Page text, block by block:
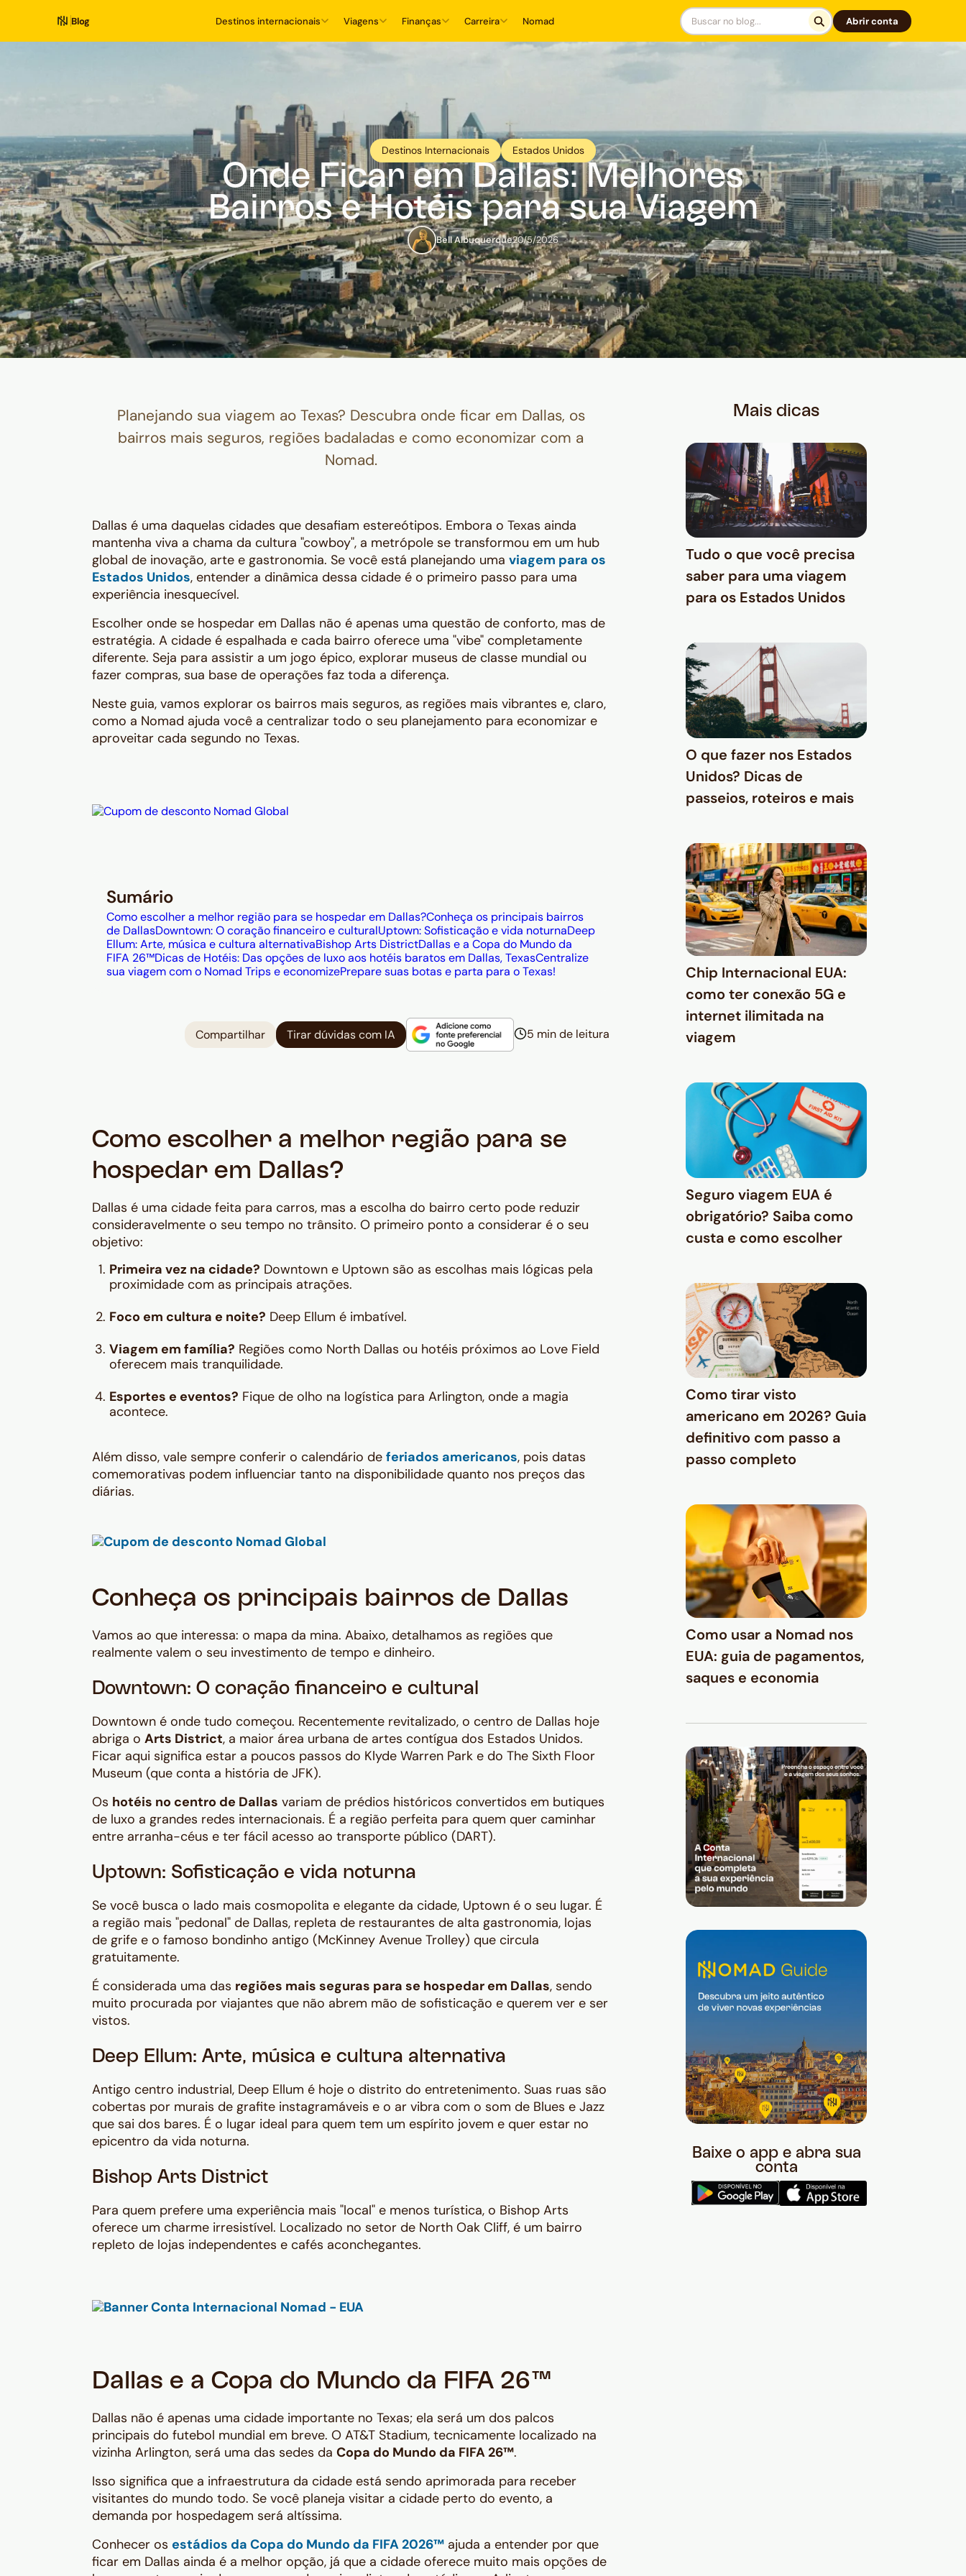
Blog Destinos internacionais Viagens Finanças Carreira Nomad Abrir conta
Destinos Internacionais Estados Unidos
Onde Ficar em Dallas: Melhores
Bairros e Hotéis para sua Viagem
Bell Albuquerque20/5/2026
Planejando sua viagem ao Texas? Descubra onde ficar em Dallas, os
bairros mais seguros, regiões badaladas e como economizar com a
Nomad.
Dallas é uma daquelas cidades que desafiam estereótipos. Embora o Texas ainda
mantenha viva a chama da cultura "cowboy", a metrópole se transformou em um hub
global de inovação, arte e gastronomia. Se você está planejando uma viagem para os
Estados Unidos, entender a dinâmica dessa cidade é o primeiro passo para uma
experiência inesquecível.
Escolher onde se hospedar em Dallas não é apenas uma questão de conforto, mas de
estratégia. A cidade é espalhada e cada bairro oferece uma "vibe" completamente
diferente. Seja para assistir a um jogo épico, explorar museus de classe mundial ou
fazer compras, sua base de operações faz toda a diferença.
Neste guia, vamos explorar os bairros mais seguros, as regiões mais vibrantes e, claro,
como a Nomad ajuda você a centralizar todo o seu planejamento para economizar e
aproveitar cada segundo no Texas.
Sumário
Como escolher a melhor região para se hospedar em Dallas?Conheça os principais bairros
de DallasDowntown: O coração financeiro e culturalUptown: Sofisticação e vida noturnaDeep
Ellum: Arte, música e cultura alternativaBishop Arts DistrictDallas e a Copa do Mundo da
FIFA 26™Dicas de Hotéis: Das opções de luxo aos hotéis baratos em Dallas, TexasCentralize
sua viagem com o Nomad Trips e economizePrepare suas botas e parta para o Texas!
Compartilhar Tirar dúvidas com IA 5 min de leitura
Como escolher a melhor região para se
hospedar em Dallas?
Dallas é uma cidade feita para carros, mas a escolha do bairro certo pode reduzir
consideravelmente o seu tempo no trânsito. O primeiro ponto a considerar é o seu
objetivo:
Primeira vez na cidade? Downtown e Uptown são as escolhas mais lógicas pela
proximidade com as principais atrações.
Foco em cultura e noite? Deep Ellum é imbatível.
Viagem em família? Regiões como North Dallas ou hotéis próximos ao Love Field
oferecem mais tranquilidade.
Esportes e eventos? Fique de olho na logística para Arlington, onde a magia
acontece.
Além disso, vale sempre conferir o calendário de feriados americanos, pois datas
comemorativas podem influenciar tanto na disponibilidade quanto nos preços das
diárias.
Conheça os principais bairros de Dallas
Vamos ao que interessa: o mapa da mina. Abaixo, detalhamos as regiões que
realmente valem o seu investimento de tempo e dinheiro.
Downtown: O coração financeiro e cultural
Downtown é onde tudo começou. Recentemente revitalizado, o centro de Dallas hoje
abriga o Arts District, a maior área urbana de artes contígua dos Estados Unidos.
Ficar aqui significa estar a poucos passos do Klyde Warren Park e do The Sixth Floor
Museum (que conta a história de JFK).
Os hotéis no centro de Dallas variam de prédios históricos convertidos em butiques
de luxo a grandes redes internacionais. É a região perfeita para quem quer caminhar
entre arranha-céus e ter fácil acesso ao transporte público (DART).
Uptown: Sofisticação e vida noturna
Se você busca o lado mais cosmopolita e elegante da cidade, Uptown é o seu lugar. É
a região mais "pedonal" de Dallas, repleta de restaurantes de alta gastronomia, lojas
de grife e o famoso bondinho antigo (McKinney Avenue Trolley) que circula
gratuitamente.
É considerada uma das regiões mais seguras para se hospedar em Dallas, sendo
muito procurada por viajantes que não abrem mão de sofisticação e querem ver e ser
vistos.
Deep Ellum: Arte, música e cultura alternativa
Antigo centro industrial, Deep Ellum é hoje o distrito do entretenimento. Suas ruas são
cobertas por murais de grafite instagramáveis e o ar vibra com o som de Blues e Jazz
que sai dos bares. É o lugar ideal para quem tem um espírito jovem e quer estar no
epicentro da vida noturna.
Bishop Arts District
Para quem prefere uma experiência mais "local" e menos turística, o Bishop Arts
oferece um charme irresistível. Localizado no setor de North Oak Cliff, é um bairro
repleto de lojas independentes e cafés aconchegantes.
Dallas e a Copa do Mundo da FIFA 26™
Dallas não é apenas uma cidade importante no Texas; ela será um dos palcos
principais do futebol mundial em breve. O AT&T Stadium, tecnicamente localizado na
vizinha Arlington, será uma das sedes da Copa do Mundo da FIFA 26™.
Isso significa que a infraestrutura da cidade está sendo aprimorada para receber
visitantes do mundo todo. Se você planeja visitar a cidade perto do evento, a
demanda por hospedagem será altíssima.
Conhecer os estádios da Copa do Mundo da FIFA 2026™ ajuda a entender por que
ficar em Dallas ainda é a melhor opção, já que a cidade oferece muito mais opções de
Mais dicas
Tudo o que você precisa
saber para uma viagem
para os Estados Unidos
O que fazer nos Estados
Unidos? Dicas de
passeios, roteiros e mais
Chip Internacional EUA:
como ter conexão 5G e
internet ilimitada na
viagem
Seguro viagem EUA é
obrigatório? Saiba como
custa e como escolher
Como tirar visto
americano em 2026? Guia
definitivo com passo a
passo completo
Como usar a Nomad nos
EUA: guia de pagamentos,
saques e economia
Baixe o app e abra sua
conta